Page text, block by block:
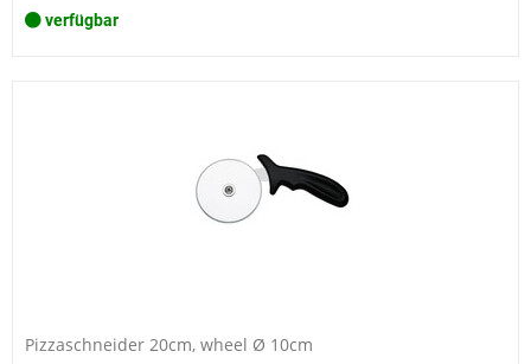
verfügbar
Pizzaschneider 20cm, wheel Ø 10cm